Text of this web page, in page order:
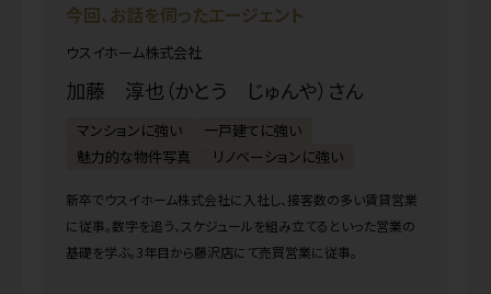
今回、お話を伺ったエージェント
ウスイホーム株式会社
加藤 淳也（かとう じゅんや）さん
マンションに強い
一戸建てに強い
魅力的な物件写真
リノベーションに強い
新卒でウスイホーム株式会社に入社し、接客数の多い賃貸営業
に従事。数字を追う、スケジュールを組み立てるといった営業の
基礎を学ぶ。3年目から藤沢店にて売買営業に従事。